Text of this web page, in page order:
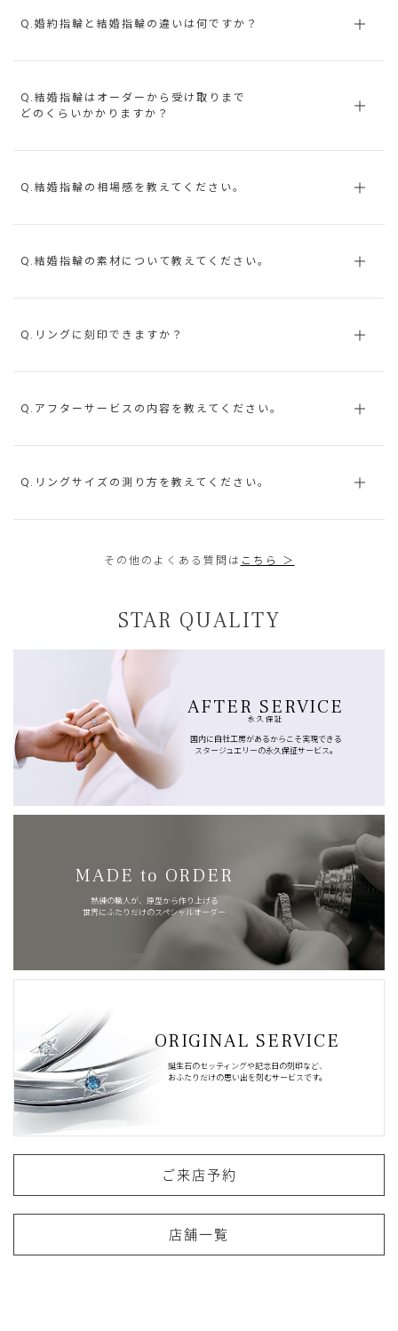
Q.婚約指輪と結婚指輪の違いは何ですか？
Q.結婚指輪はオーダーから受け取りまで
どのくらいかかりますか？
Q.結婚指輪の相場感を教えてください。
Q.結婚指輪の素材について教えてください。
Q.リングに刻印できますか？
Q.アフターサービスの内容を教えてください。
Q.リングサイズの測り方を教えてください。
その他のよくある質問は こちら ＞
STAR QUALITY
AFTER SERVICE
永久保証
国内に自社工房があるからこそ実現できる
スタージュエリーの永久保証サービス。
MADE to ORDER
熟練の職人が、原型から作り上げる
世界にふたりだけのスペシャルオーダー
ORIGINAL SERVICE
誕生石のセッティングや記念日の刻印など、
おふたりだけの思い出を刻むサービスです。
ご来店予約
店舗一覧